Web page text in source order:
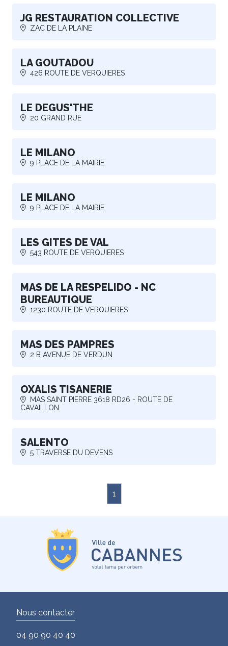
JG RESTAURATION COLLECTIVE
ZAC DE LA PLAINE
LA GOUTADOU
426 ROUTE DE VERQUIERES
LE DEGUS'THE
20 GRAND RUE
LE MILANO
9 PLACE DE LA MAIRIE
LE MILANO
9 PLACE DE LA MAIRIE
LES GITES DE VAL
543 ROUTE DE VERQUIERES
MAS DE LA RESPELIDO - NC
BUREAUTIQUE
1230 ROUTE DE VERQUIERES
MAS DES PAMPRES
2 B AVENUE DE VERDUN
OXALIS TISANERIE
MAS SAINT PIERRE 3618 RD26 - ROUTE DE
CAVAILLON
SALENTO
5 TRAVERSE DU DEVENS
1
Nous contacter
04 90 90 40 40